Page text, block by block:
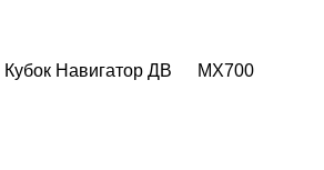
Кубок Навигатор ДВ MX700